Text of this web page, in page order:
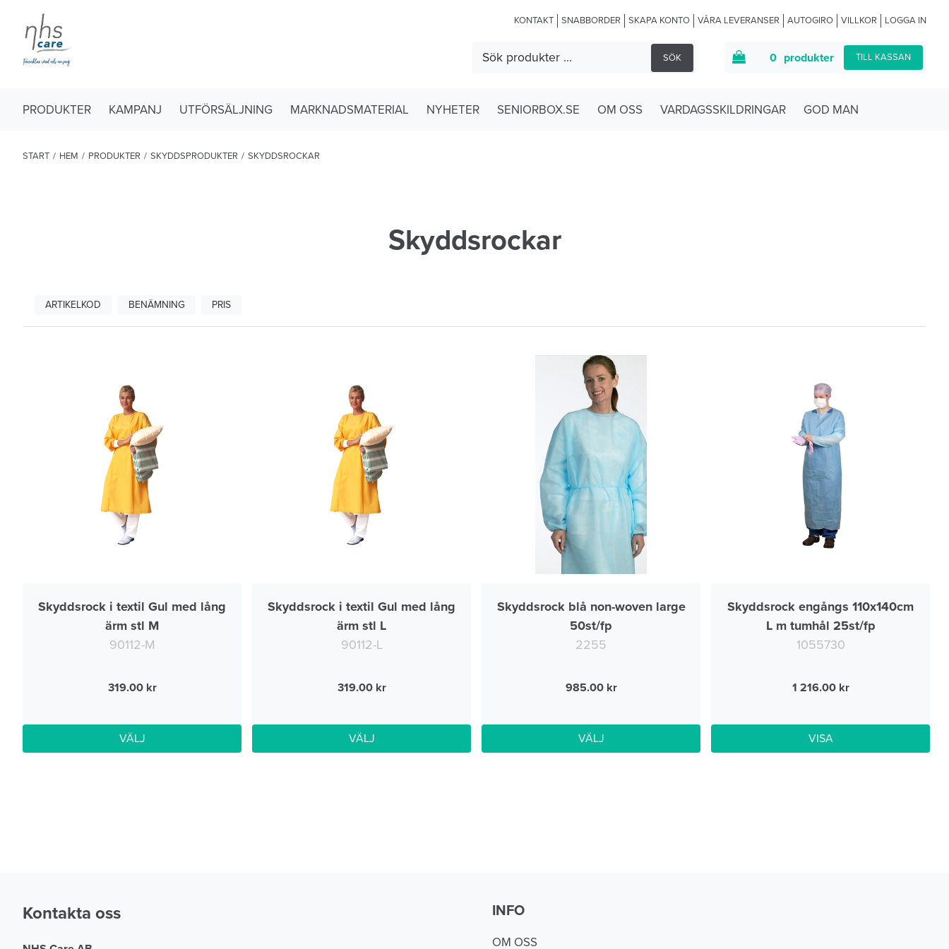
KONTAKT SNABBORDER SKAPA KONTO VÅRA LEVERANSER AUTOGIRO VILLKOR LOGGA IN
SÖK 0 produkter TILL KASSAN
PRODUKTER KAMPANJ UTFÖRSÄLJNING MARKNADSMATERIAL NYHETER SENIORBOX.SE OM OSS VARDAGSSKILDRINGAR GOD MAN
START / HEM / PRODUKTER / SKYDDSPRODUKTER / SKYDDSROCKAR
Skyddsrockar
ARTIKELKOD BENÄMNING PRIS
Skyddsrock i textil Gul med lång
ärm stl M
90112-M
319.00
VÄLJ
Skyddsrock i textil Gul med lång
ärm stl L
90112-L
319.00
VÄLJ
Skyddsrock blå non-woven large
50st/fp
2255
985.00
VÄLJ
Skyddsrock engångs 110x140cm
L m tumhål 25st/fp
1055730
1 216.00
VISA
Kontakta oss INFO
OM OSS